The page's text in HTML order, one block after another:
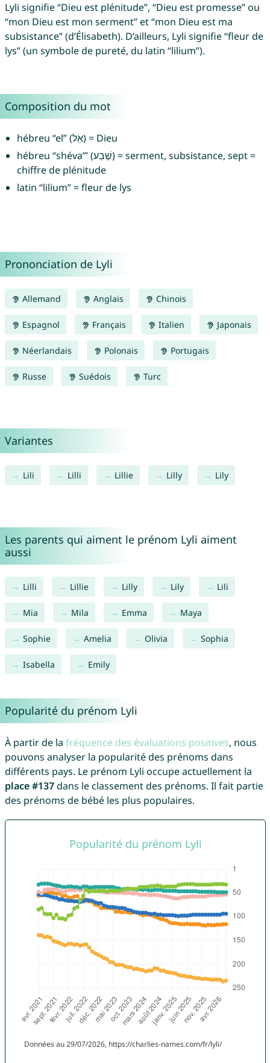
Lyli signifie “Dieu est plénitude”, “Dieu est promesse” ou
“mon Dieu est mon serment” et “mon Dieu est ma
subsistance” (d’Élisabeth). D’ailleurs, Lyli signifie “fleur de
lys” (un symbole de pureté, du latin “lilium”).
Composition du mot
hébreu “el” (אֵל) = Dieu
hébreu “shéva’” (שֶׁבַע) = serment, subsistance, sept =
chiffre de plénitude
latin “lilium” = fleur de lys
Prononciation de Lyli
Allemand Anglais Chinois
Espagnol Français Italien Japonais
Néerlandais Polonais Portugais
Russe Suédois Turc
Variantes
Lili Lilli Lillie Lilly Lily
Les parents qui aiment le prénom Lyli aiment
aussi
Lilli Lillie Lilly Lily Lili
Mia Mila Emma Maya
Sophie Amelia Olivia Sophia
Isabella Emily
Popularité du prénom Lyli
À partir de la fréquence des évaluations positives, nous
pouvons analyser la popularité des prénoms dans
différents pays. Le prénom Lyli occupe actuellement la
place #137dans le classement des prénoms. Il fait partie
des prénoms de bébé les plus populaires.